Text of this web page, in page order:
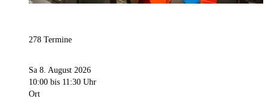
278 Termine
Sa 8. August 2026
10:00 bis 11:30 Uhr
Ort